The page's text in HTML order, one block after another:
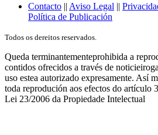
Contacto || Aviso Legal ||
Política de Publicación
Todos os dereitos reservados.
Queda terminantementeprohibida a
contidos ofrecidos a través de
uso estea autorizado expresamente. Así
toda reprodución aos efectos do artículo
Lei 23/2006 da Propiedade Intelectual